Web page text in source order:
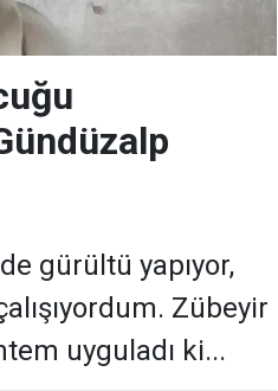
gürültü yapıyor,
Zübeyir
uyguladı ki...